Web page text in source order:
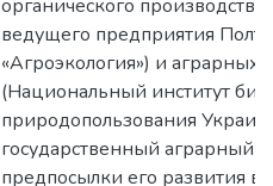
органического
ведущего предприятия
«Агроэкология») и
(Национальный институт
природопользования
государственный аграрный
предпосылки его развития в